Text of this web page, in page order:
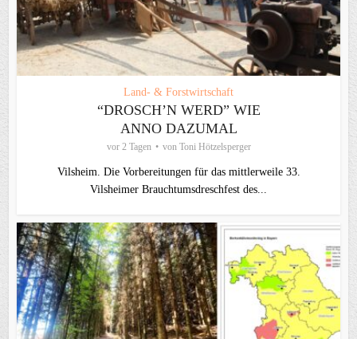
Land- & Forstwirtschaft
“DROSCH’N WERD” WIE
ANNO DAZUMAL
vor 2 Tagen von Toni Hötzelsperger
Vilsheim. Die Vorbereitungen für das mittlerweile 33.
Vilsheimer Brauchtumsdreschfest des...